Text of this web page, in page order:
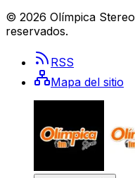
© 2026 Olímpica Stereo
reservados.
RSS
Mapa del sitio